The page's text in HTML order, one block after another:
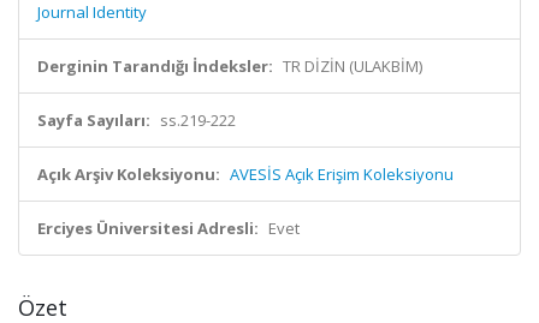
Journal Identity
Derginin Tarandığı İndeksler: TR DİZİN (ULAKBİM)
Sayfa Sayıları: ss.219-222
Açık Arşiv Koleksiyonu: AVESİS Açık Erişim Koleksiyonu
Erciyes Üniversitesi Adresli: Evet
Özet